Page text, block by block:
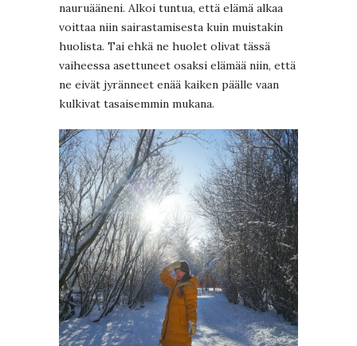
nauruääneni. Alkoi tuntua, että elämä alkaa
voittaa niin sairastamisesta kuin muistakin
huolista. Tai ehkä ne huolet olivat tässä
vaiheessa asettuneet osaksi elämää niin, että
ne eivät jyränneet enää kaiken päälle vaan
kulkivat tasaisemmin mukana.